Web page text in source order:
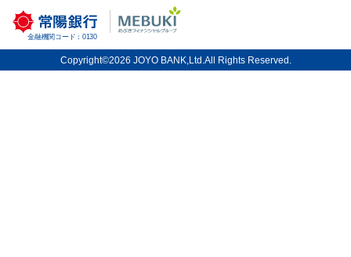
金融機関コード：0130
常陽銀行 店舗・ATM検索
一覧表示 検索
Copyright©2026 JOYO BANK,Ltd.All Rights Reserved.